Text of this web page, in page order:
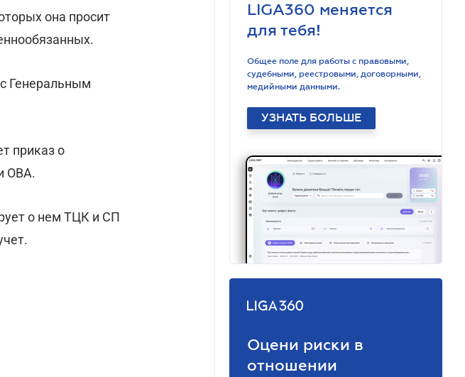
она просит
Генеральным
приказ о
ОВА.
о нем ТЦК и СП
LIGA360 меняется
для тебя!
Общее поле для работы с правовыми,
судебными, реестровыми, договорными,
медийными данными.
УЗНАТЬ БОЛЬШЕ
Оцени риски в
отношении